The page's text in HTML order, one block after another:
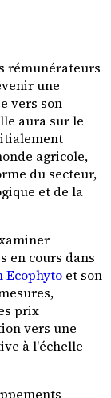
rémunérateurs
une
vers son
aura sur le
agricole,
du secteur,
et de la
en cours dans
Ecophyto et son
prix
vers une
à l'échelle